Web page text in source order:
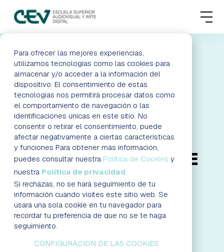
Para ofrecer las mejores experiencias,
utilizamos tecnologías como las cookies para
almacenar y/o acceder a la información del
dispositivo. El consentimiento de estas
tecnologías nos permitirá procesar datos como
el comportamiento de navegación o las
identificaciones únicas en este sitio. No
consentir o retirar el consentimiento, puede
afectar negativamente a ciertas características
y funciones Para obtener más información,
puedes consultar nuestra Política de Cookies y
nuestra Política de privacidad
Si rechazas, no se hará seguimiento de tu
información cuando visites este sitio web. Se
usará una sola cookie en tu navegador para
recordar tu preferencia de que no se te haga
seguimiento.
CONFIGURACIÓN DE LAS COOKIES
MENU
FORMACIONES
ADMISIONES
ACTUALIDAD
ESCUELA
CONTACTO
RESERVAR PLAZA VISITAR ESCUELA
BLOG
EMPRESAS
PROYECCIÓN
TRABAJOS FINALES
DEL MÁSTER EN
DIRECCIÓN Y
PRODUCCIÓN DE CINE
(KINÉPOLIS)
¡INSCRÍBETE EN EL JPA!
AGENDA DE LA JORNADA